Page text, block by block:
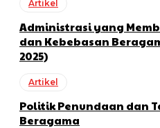
Artikel
Administrasi yang
dan Kebebasan
2025)
Artikel
Politik Penundaan dan
Beragama